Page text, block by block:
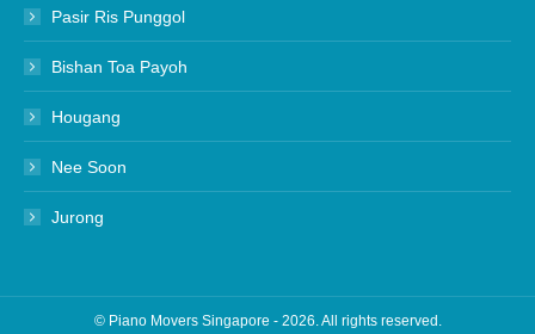
Pasir Ris Punggol
Bishan Toa Payoh
Hougang
Nee Soon
Jurong
© Piano Movers Singapore - 2026. All rights reserved.